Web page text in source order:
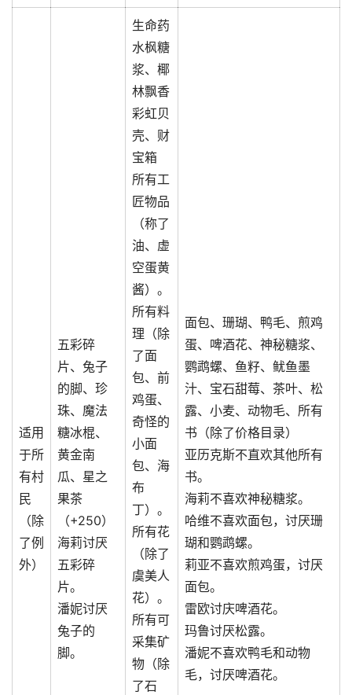
适用
于所
有村
民
（除
了例
外）
五彩碎
片、兔子
的脚、珍
珠、魔法
糖冰棍、
黄金南
瓜、星之
果茶
（+250）
海莉讨厌
五彩碎
片。
潘妮讨厌
兔子的
脚。
生命药
水枫糖
浆、椰
林飘香
彩虹贝
壳、财
宝箱
所有工
匠物品
（称了
油、虚
空蛋黄
酱）。
所有料
理（除
了面
包、前
鸡蛋、
奇怪的
小面
包、海
布
丁）。
所有花
（除了
虞美人
花）。
所有可
采集矿
物（除
了石
面包、珊瑚、鸭毛、煎鸡
蛋、啤酒花、神秘糖浆、
鹦鹉螺、鱼籽、鱿鱼墨
汁、宝石甜莓、茶叶、松
露、小麦、动物毛、所有
书（除了价格目录）
亚历克斯不直欢其他所有
书。
海莉不喜欢神秘糖浆。
哈维不喜欢面包，讨厌珊
瑚和鹦鹉螺。
莉亚不喜欢煎鸡蛋，讨厌
面包。
雷欧讨庆啤酒花。
玛鲁讨厌松露。
潘妮不喜欢鸭毛和动物
毛，讨厌啤酒花。